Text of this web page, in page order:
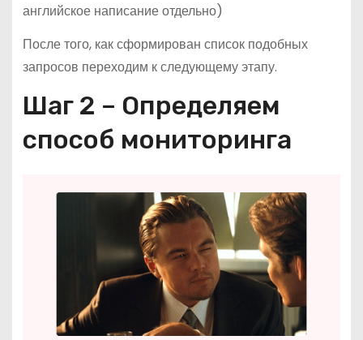
английское написание отдельно)
После того, как сформирован список подобных
запросов переходим к следующему этапу.
Шаг 2 – Определяем
способ мониторинга